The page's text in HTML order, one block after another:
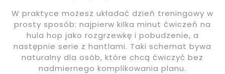
W praktyce możesz układać dzień treningowy w
prosty sposób: najpierw kilka minut ćwiczeń na
hula hop jako rozgrzewkę i pobudzenie, a
następnie serie z hantlami. Taki schemat bywa
naturalny dla osób, które chcą ćwiczyć bez
nadmiernego komplikowania planu.